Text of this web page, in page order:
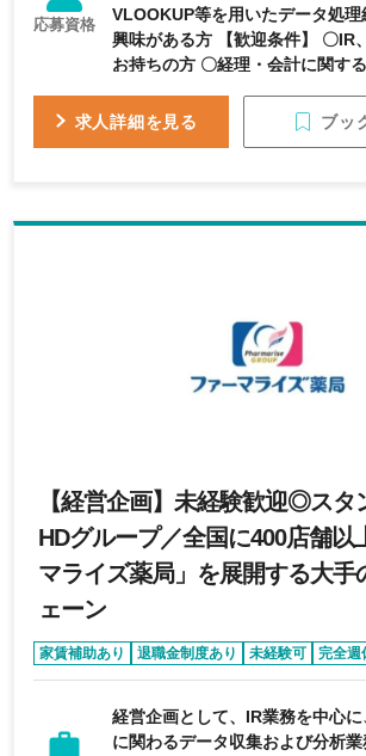
応募資格
VLOOKUP等を用いたデータ処
興味がある方 【歓迎条件】 〇IR、開示実務経験を
お持ちの方 〇経理・会計に関す
画業務に興味がある方
求人詳細を見る ブッ
【経営企画】未経験歓迎◎スタ
HDグループ／全国に400店舗以
マライズ薬局」を展開する大手
ェーン
家賃補助あり 退職金制度あり 未経験可
完全週
年間休日120日以上
経営企画として、IR業務を中心
に関わるデータ収集および分析